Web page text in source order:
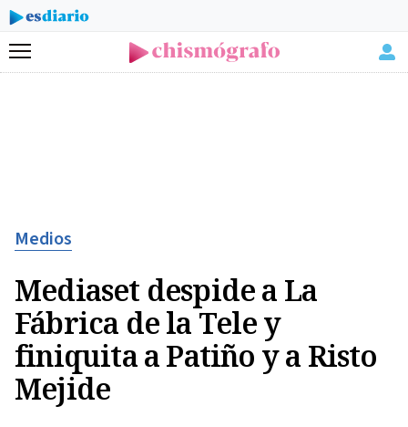
Menú
Medios
Mediaset despide a La
Fábrica de la Tele y
finiquita a Patiño y a Risto
Mejide